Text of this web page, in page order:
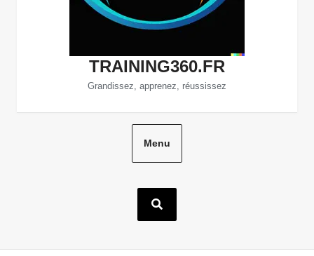
TRAINING360.FR
Grandissez, apprenez, réussissez
Menu